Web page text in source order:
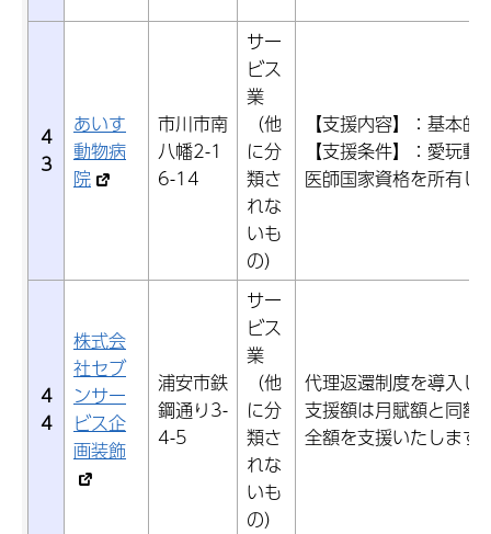
4
3
あいす
動物病
院
市川市南
八幡2-1
6-14
サー
ビス
業
（他
に分
類さ
れな
いも
の）
【支援内容】：基本
【支援条件】：愛玩
医師国家資格を所有し
4
4
株式会
社セブ
ンサー
ビス企
画装飾
浦安市鉄
鋼通り3-
4-5
サー
ビス
業
（他
に分
類さ
れな
いも
の）
代理返還制度を導入し
支援額は月賦額と同額
全額を支援いたします